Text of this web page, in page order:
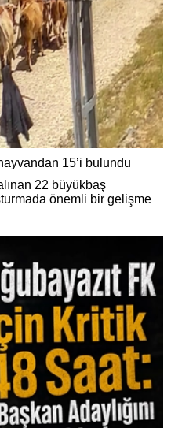
15’i bulundu
22 büyükbaş
önemli bir gelişme